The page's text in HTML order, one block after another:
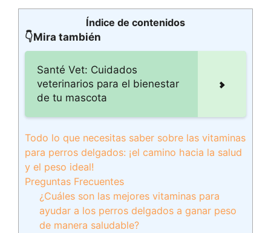
Índice de contenidos
👇Mira también
Santé Vet: Cuidados
veterinarios para el bienestar
de tu mascota
Todo lo que necesitas saber sobre las vitaminas
para perros delgados: ¡el camino hacia la salud
y el peso ideal!
Preguntas Frecuentes
¿Cuáles son las mejores vitaminas para
ayudar a los perros delgados a ganar peso
de manera saludable?